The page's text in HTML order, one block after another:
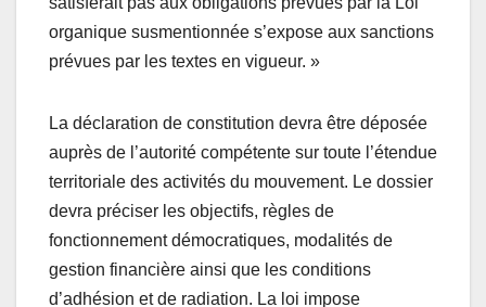
organique susmentionnée s’expose aux sanctions
prévues par les textes en vigueur. »
La déclaration de constitution devra être déposée
auprès de l’autorité compétente sur toute l’étendue
territoriale des activités du mouvement. Le dossier
devra préciser les objectifs, règles de
fonctionnement démocratiques, modalités de
gestion financière ainsi que les conditions
d’adhésion et de radiation. La loi impose